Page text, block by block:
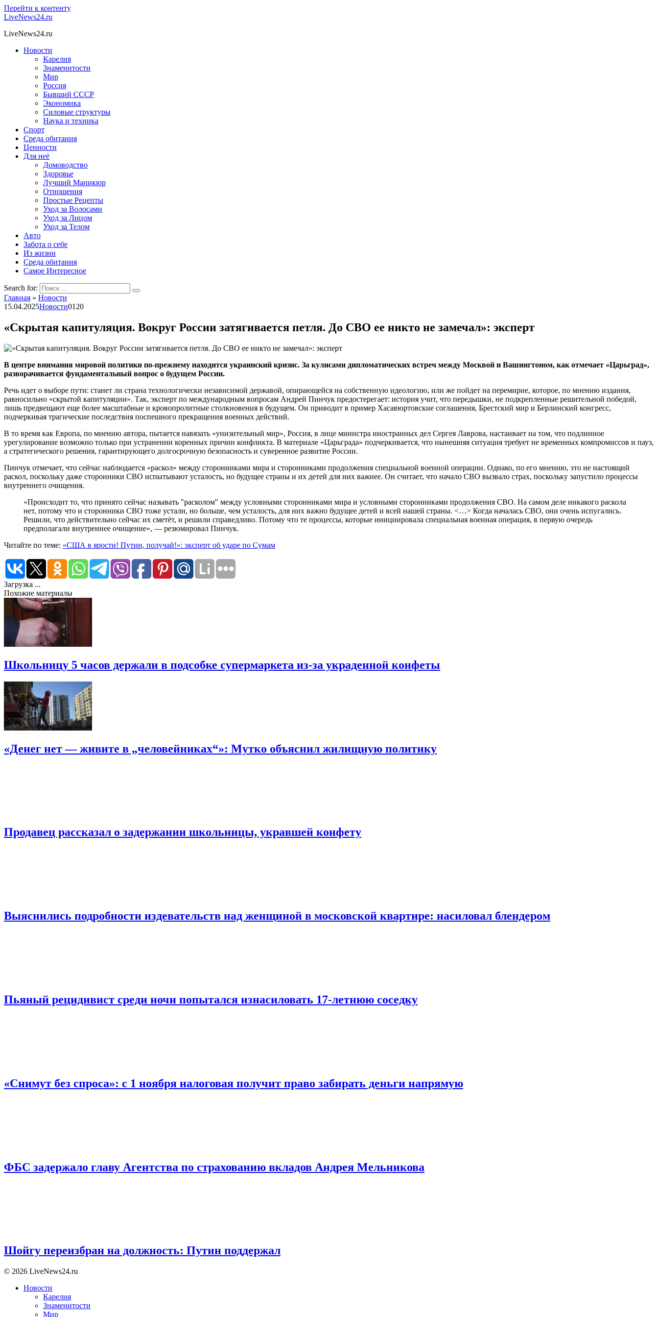
Перейти к контенту
LiveNews24.ru
LiveNews24.ru
Новости
Карелия
Знаменитости
Мир
Россия
Бывший СССР
Экономика
Силовые структуры
Наука и техника
Спорт
Среда обитания
Ценности
Для неё
Домоводство
Здоровье
Лучший Маникюр
Отношения
Простые Рецепты
Уход за Волосами
Уход за Лицом
Уход за Телом
Авто
Забота о себе
Из жизни
Среда обитания
Самое Интересное
Search for:
Главная » Новости
15.04.2025Новости0120
«Скрытая капитуляция. Вокруг России затягивается петля. До СВО ее никто не замечал»: эксперт
В центре внимания мировой политики по-прежнему находится украинский кризис. За кулисами дипломатических встреч между Москвой и Вашингтоном, как отмечает «Царьград»,
разворачивается фундаментальный вопрос о будущем России.
Речь идет о выборе пути: станет ли страна технологически независимой державой, опирающейся на собственную идеологию, или же пойдет на перемирие, которое, по мнению издания,
равносильно «скрытой капитуляции». Так, эксперт по международным вопросам Андрей Пинчук предостерегает: история учит, что передышки, не подкрепленные решительной победой,
лишь предвещают еще более масштабные и кровопролитные столкновения в будущем. Он приводит в пример Хасавюртовские соглашения, Брестский мир и Берлинский конгресс,
подчеркивая трагические последствия поспешного прекращения военных действий.
В то время как Европа, по мнению автора, пытается навязать «унизительный мир», Россия, в лице министра иностранных дел Сергея Лаврова, настаивает на том, что подлинное
урегулирование возможно только при устранении коренных причин конфликта. В материале «Царьграда» подчеркивается, что нынешняя ситуация требует не временных компромиссов и пауз,
а стратегического решения, гарантирующего долгосрочную безопасность и суверенное развитие России.
Пинчук отмечает, что сейчас наблюдается «раскол» между сторонниками мира и сторонниками продолжения специальной военной операции. Однако, по его мнению, это не настоящий
раскол, поскольку даже сторонники СВО испытывают усталость, но будущее страны и их детей для них важнее. Он считает, что начало СВО вызвало страх, поскольку запустило процессы
внутреннего очищения.
«Происходит то, что принято сейчас называть "расколом" между условными сторонниками мира и условными сторонниками продолжения СВО. На самом деле никакого раскола
нет, потому что и сторонники СВО тоже устали, но больше, чем усталость, для них важно будущее детей и всей нашей страны. <…> Когда началась СВО, они очень испугались.
Решили, что действительно сейчас их сметёт, и решили справедливо. Потому что те процессы, которые инициировала специальная военная операция, в первую очередь
предполагали внутреннее очищение», — резюмировал Пинчук.
Читайте по теме: «США в ярости! Путин, получай!»: эксперт об ударе по Сумам
Загрузка ...
Похожие материалы
Школьницу 5 часов держали в подсобке супермаркета из-за украденной конфеты
«Денег нет — живите в „человейниках“»: Мутко объяснил жилищную политику
Продавец рассказал о задержании школьницы, укравшей конфету
Выяснились подробности издевательств над женщиной в московской квартире: насиловал блендером
Пьяный рецидивист среди ночи попытался изнасиловать 17-летнюю соседку
«Снимут без спроса»: с 1 ноября налоговая получит право забирать деньги напрямую
ФБС задержало главу Агентства по страхованию вкладов Андрея Мельникова
Шойгу переизбран на должность: Путин поддержал
© 2026 LiveNews24.ru
Новости
Карелия
Знаменитости
Мир